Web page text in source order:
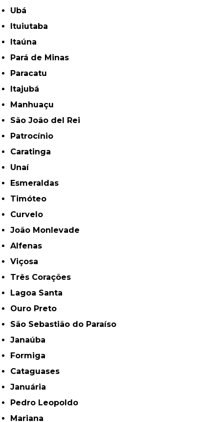
Ubá
Ituiutaba
Itaúna
Pará de Minas
Paracatu
Itajubá
Manhuaçu
São João del Rei
Patrocínio
Caratinga
Unaí
Esmeraldas
Timóteo
Curvelo
João Monlevade
Alfenas
Viçosa
Três Corações
Lagoa Santa
Ouro Preto
São Sebastião do Paraíso
Janaúba
Formiga
Cataguases
Januária
Pedro Leopoldo
Mariana